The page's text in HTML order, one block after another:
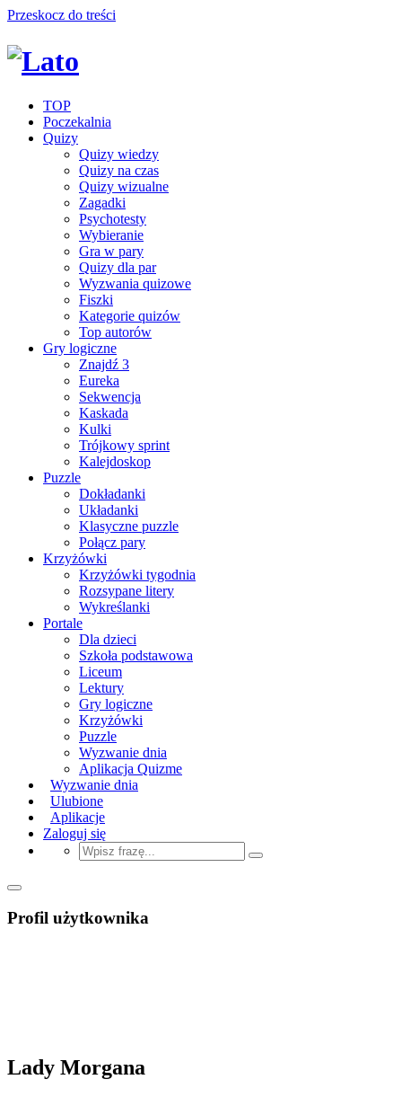
Przeskocz do treści
TOP
Poczekalnia
Quizy
Quizy wiedzy
Quizy na czas
Quizy wizualne
Zagadki
Psychotesty
Wybieranie
Gra w pary
Quizy dla par
Wyzwania quizowe
Fiszki
Kategorie quizów
Top autorów
Gry logiczne
Znajdź 3
Eureka
Sekwencja
Kaskada
Kulki
Trójkowy sprint
Kalejdoskop
Puzzle
Dokładanki
Układanki
Klasyczne puzzle
Połącz pary
Krzyżówki
Krzyżówki tygodnia
Rozsypane litery
Wykreślanki
Portale
Dla dzieci
Szkoła podstawowa
Liceum
Lektury
Gry logiczne
Krzyżówki
Puzzle
Wyzwanie dnia
Aplikacja Quizme
Wyzwanie dnia
Ulubione
Aplikacje
Zaloguj się
Profil użytkownika
Lady Morgana